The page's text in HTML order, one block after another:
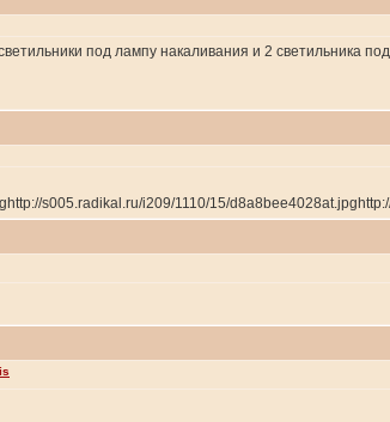
под лампу накаливания и 2 светильника
s005.radikal.ru/i209/1110/15/